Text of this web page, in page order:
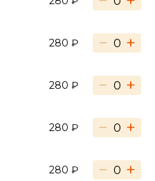
280 ₽ − +
280 ₽ − +
280 ₽ − +
280 ₽ − +